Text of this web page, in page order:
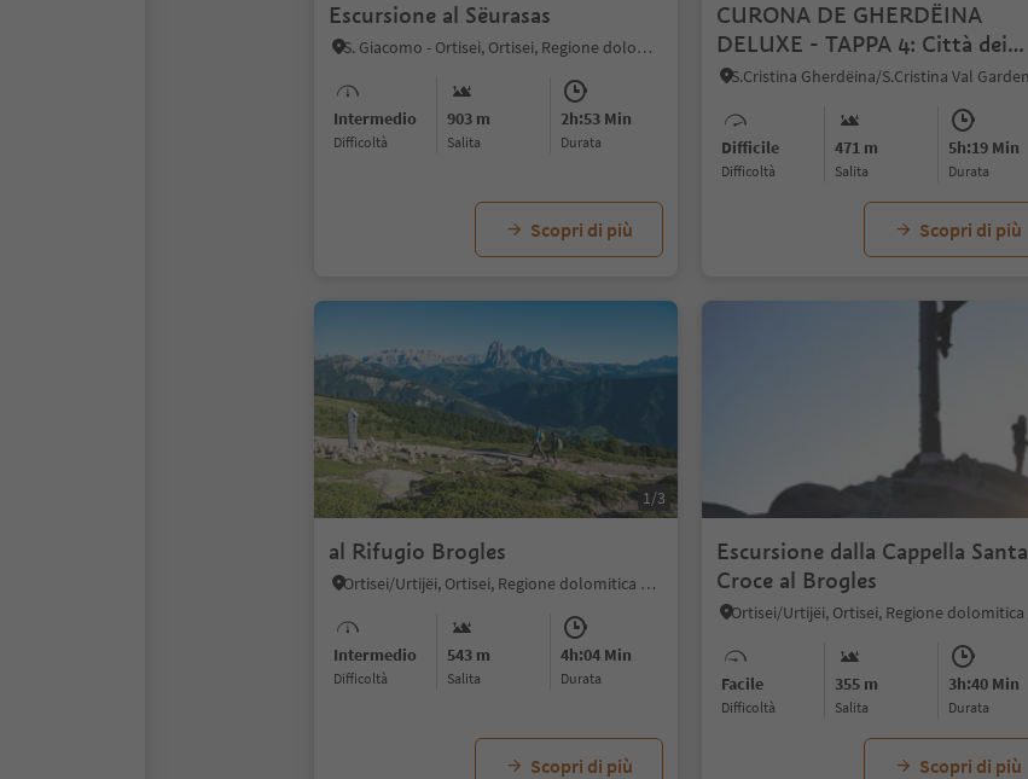
Escursione al Sëurasas
S. Giacomo - Ortisei, Ortisei, Regione dolomitica Val Gardena
Intermedio
Difficoltà
903 m
Salita
2h:53 Min
durata
Scopri di più
CURONA DE GHERDËINA
DELUXE - TAPPA 4: Città dei
sassi – Passo Sella – Giro del
Sassolungo - da Selva di Val
Gardena
Difficile
Difficoltà
471 m
Salita
5h:19 Min
durata
Scopri di più
1/3
al Rifugio Brogles
Ortisei/Urtijëi, Ortisei, Regione dolomitica Val Gardena
Intermedio
Difficoltà
543 m
Salita
4h:04 Min
durata
Scopri di più
Escursione dalla Cappella Santa
Croce al Brogles
Facile
Difficoltà
355 m
Salita
3h:40 Min
durata
Scopri di più